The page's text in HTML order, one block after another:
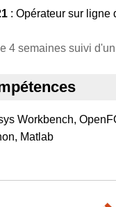
: Opérateur sur ligne
4 semaines suivi
Workbench,
Matlab